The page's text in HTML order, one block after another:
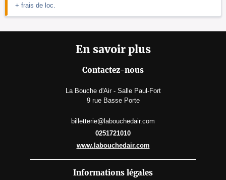
+ frais de loc.
En savoir plus
Contactez-nous
La Bouche d'Air - Salle Paul-Fort
9 rue Basse Porte
billetterie@labouchedair.com
0251721010
www.labouchedair.com
Informations légales